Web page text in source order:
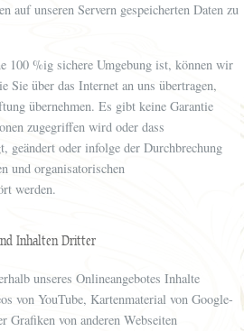
auf unseren Servern gespeicherten Daten zu
100 %ig sichere Umgebung ist, können wir
Sie über das Internet an uns übertragen,
übernehmen. Es gibt keine Garantie
zugegriffen wird oder dass
geändert oder infolge der Durchbrechung
und organisatorischen
werden.
Inhalten Dritter
unseres Onlineangebotes Inhalte
von YouTube, Kartenmaterial von Google-
Grafiken von anderen Webseiten